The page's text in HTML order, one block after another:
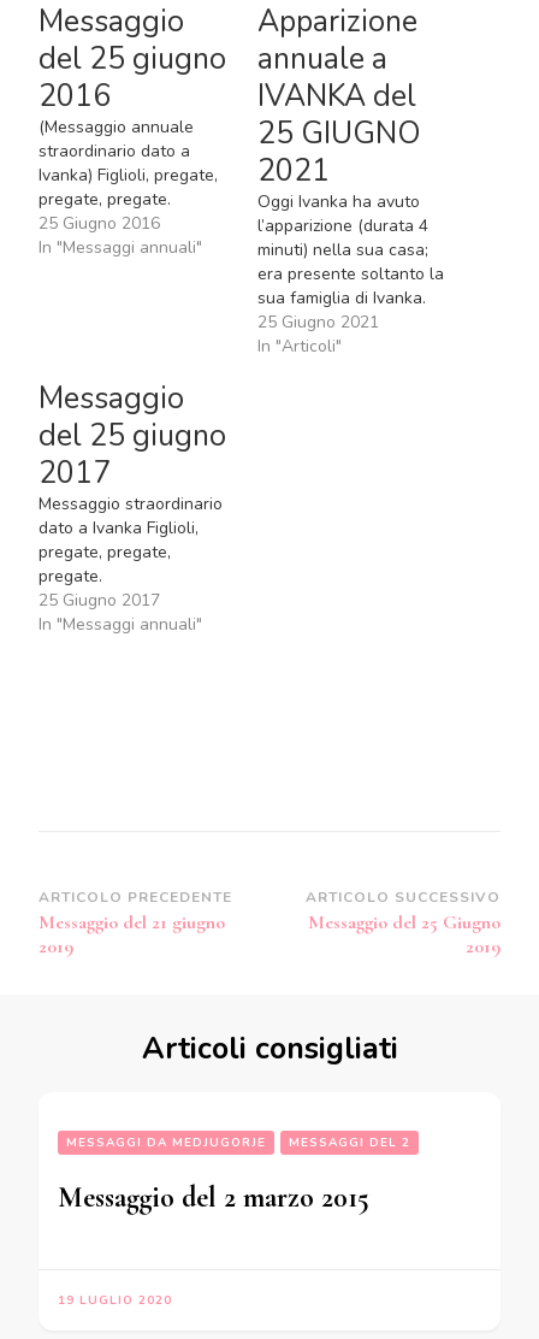
Messaggio
del 25 giugno
2016
(Messaggio annuale
straordinario dato a
Ivanka) Figlioli, pregate,
pregate, pregate.
25 Giugno 2016
In "Messaggi annuali"
Apparizione
annuale a
IVANKA del
25 GIUGNO
2021
Oggi Ivanka ha avuto
l’apparizione (durata 4
minuti) nella sua casa;
era presente soltanto la
sua famiglia di Ivanka.
Dopo l'apparizione la
veggente Ivanka ha
25 Giugno 2021
In "Articoli"
Messaggio
del 25 giugno
2017
Messaggio straordinario
dato a Ivanka Figlioli,
pregate, pregate,
pregate.
25 Giugno 2017
In "Messaggi annuali"
Navigazione
articoli
ARTICOLO PRECEDENTE
Messaggio del 21 giugno
2019
ARTICOLO SUCCESSIVO
Messaggio del 25 Giugno
2019
Articoli consigliati
MESSAGGI DA MEDJUGORJE MESSAGGI DEL 2
Messaggio del 2 marzo 2015
19 LUGLIO 2020